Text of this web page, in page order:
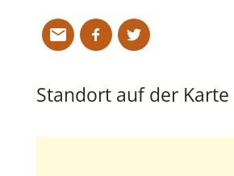
Standort auf der Karte